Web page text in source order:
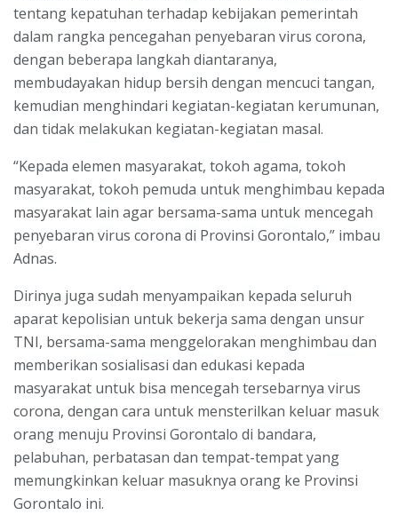
tentang kepatuhan terhadap kebijakan pemerintah
dalam rangka pencegahan penyebaran virus corona,
dengan beberapa langkah diantaranya,
membudayakan hidup bersih dengan mencuci tangan,
kemudian menghindari kegiatan-kegiatan kerumunan,
dan tidak melakukan kegiatan-kegiatan masal.
“Kepada elemen masyarakat, tokoh agama, tokoh
masyarakat, tokoh pemuda untuk menghimbau kepada
masyarakat lain agar bersama-sama untuk mencegah
penyebaran virus corona di Provinsi Gorontalo,” imbau
Adnas.
Dirinya juga sudah menyampaikan kepada seluruh
aparat kepolisian untuk bekerja sama dengan unsur
TNI, bersama-sama menggelorakan menghimbau dan
memberikan sosialisasi dan edukasi kepada
masyarakat untuk bisa mencegah tersebarnya virus
corona, dengan cara untuk mensterilkan keluar masuk
orang menuju Provinsi Gorontalo di bandara,
pelabuhan, perbatasan dan tempat-tempat yang
memungkinkan keluar masuknya orang ke Provinsi
Gorontalo ini.